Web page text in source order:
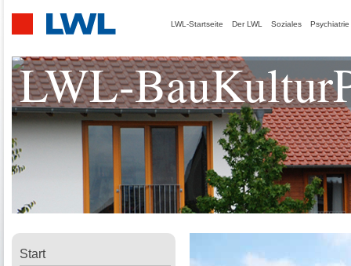
LWL-Startseite Der LWL Soziales Psychiatrie
LWL-
Start